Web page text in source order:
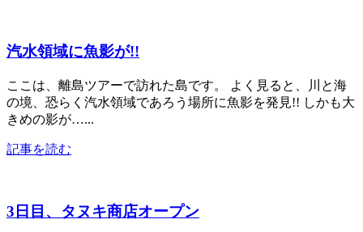
汽水領域に魚影が!!
ここは、離島ツアーで訪れた島です。 よく見ると、川と海
の境、恐らく汽水領域であろう場所に魚影を発見!! しかも大
きめの影が…...
記事を読む
3日目、タヌキ商店オープン